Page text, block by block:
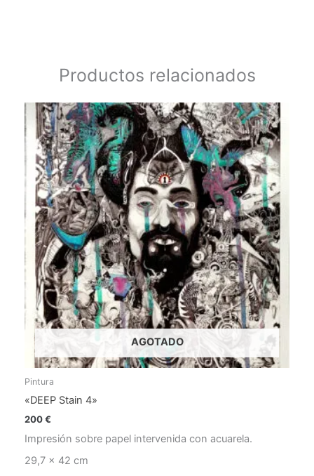
Productos relacionados
AGOTADO
Pintura
«DEEP Stain 4»
200€
Impresión sobre papel intervenida con acuarela.
29,7 x 42 cm